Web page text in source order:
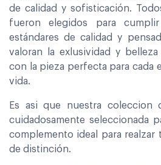
de calidad y sofisticación.
fueron elegidos para
estándares de calidad y
valoran la exlusividad y belleza
con la pieza perfecta para cada
vida.
Es asi que nuestra coleccion
cuidadosamente seleccionada
complemento ideal para
de distinción.